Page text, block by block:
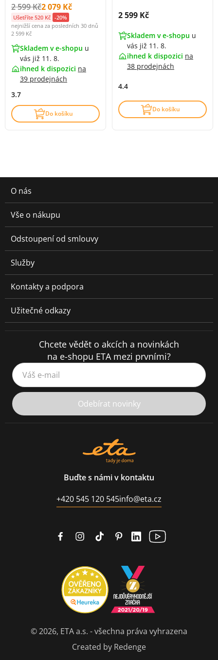
Původní cena s DPH:
2 599 KčCena s DPH:
2 079 Kč
Ušetříte 520 Kč -20%
nejnižší cena za posledních 30 dnů
2 599 Kč
Skladem v e-shopu u
vás již 11. 8.
ihned k dispozici na
39 prodejnách
3.7
Do košíku
Cena s DPH:
2 599 Kč
Skladem v e-shopu u
vás již 11. 8.
ihned k dispozici na
38 prodejnách
4.4
Do košíku
O nás
Vše o nákupu
Odstoupení od smlouvy
Služby
Kontakty a podpora
Užitečné odkazy
Chcete vědět o akcích a novinkách
na e-shopu ETA mezi prvními?
Váš e-mail
Odebírat novinky
Buďte s námi v kontaktu
+420 545 120 545info@eta.cz
© 2026, ETA a.s. - všechna práva vyhrazena
Created by Redenge